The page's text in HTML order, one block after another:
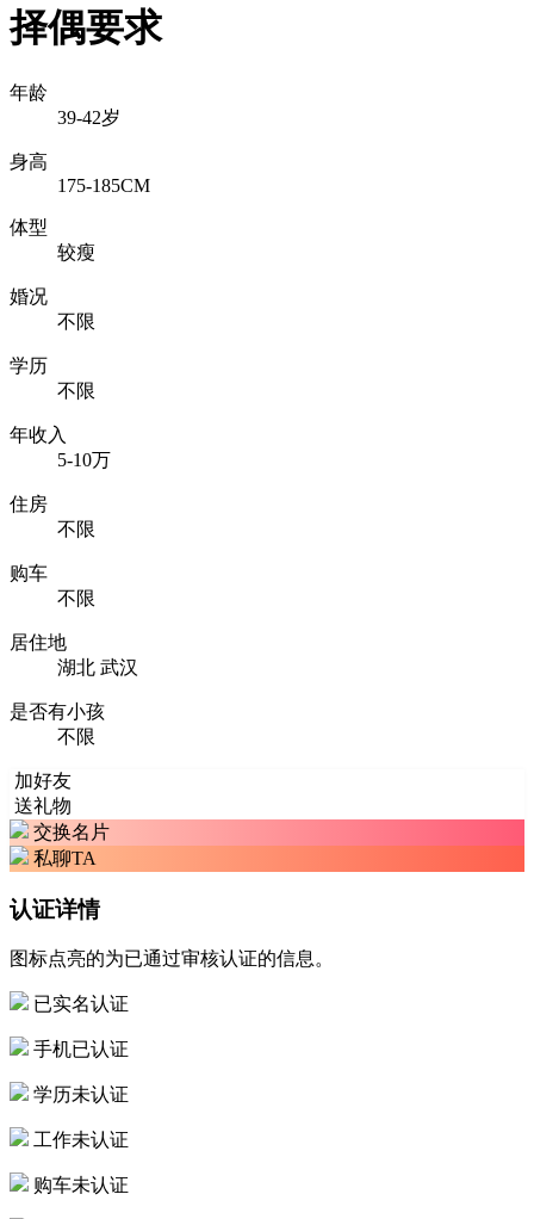
择偶要求
年龄
39-42岁
身高
175-185CM
体型
较瘦
婚况
不限
学历
不限
年收入
5-10万
住房
不限
购车
不限
居住地
湖北 武汉
是否有小孩
不限
加好友
送礼物
交换名片
私聊TA
认证详情
图标点亮的为已通过审核认证的信息。
已实名认证
手机已认证
学历未认证
工作未认证
购车未认证